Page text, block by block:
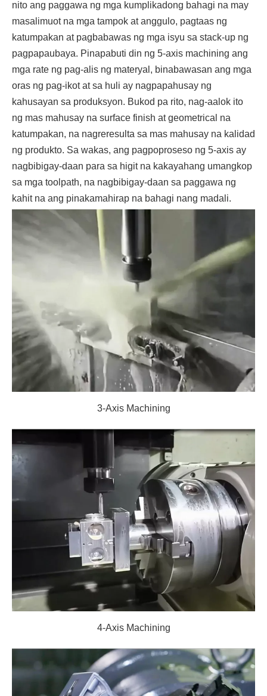
nito ang paggawa ng mga kumplikadong bahagi na may
masalimuot na mga tampok at anggulo, pagtaas ng
katumpakan at pagbabawas ng mga isyu sa stack-up ng
pagpapaubaya. Pinapabuti din ng 5-axis machining ang
mga rate ng pag-alis ng materyal, binabawasan ang mga
oras ng pag-ikot at sa huli ay nagpapahusay ng
kahusayan sa produksyon. Bukod pa rito, nag-aalok ito
ng mas mahusay na surface finish at geometrical na
katumpakan, na nagreresulta sa mas mahusay na kalidad
ng produkto. Sa wakas, ang pagpoproseso ng 5-axis ay
nagbibigay-daan para sa higit na kakayahang umangkop
sa mga toolpath, na nagbibigay-daan sa paggawa ng
kahit na ang pinakamahirap na bahagi nang madali.
3-Axis Machining
4-Axis Machining